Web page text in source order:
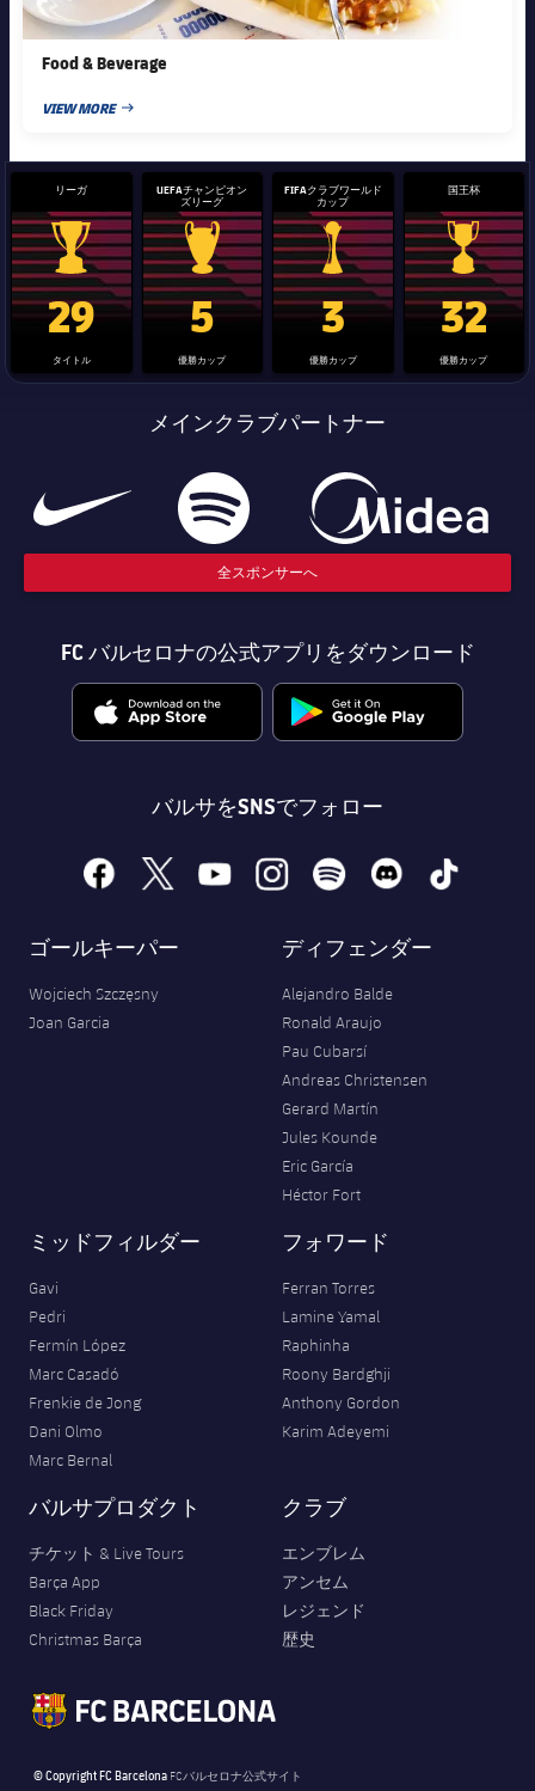
Food & Beverage
VIEW MORE
PUBLISHED NEWS
リーガ
La Liga trophy
29
タイトル
UEFAチャンピオン
ズリーグ
Champions League trophy
5
優勝カップ
FIFAクラブワールド
カップ
label.aria.clubworldcup
3
優勝カップ
国王杯
国王杯
32
優勝カップ
メインクラブパートナー
全スポンサーへ
FC バルセロナの公式アプリをダウンロード
バルサをSNSでフォロー
facebook
x youtubeinstagramspotify discord tiktok
ゴールキーパー
Wojciech Szczęsny
Joan Garcia
ディフェンダー
Alejandro Balde
Ronald Araujo
Pau Cubarsí
Andreas Christensen
Gerard Martín
Jules Kounde
Eric García
Héctor Fort
ミッドフィルダー
Gavi
Pedri
Fermín López
Marc Casadó
Frenkie de Jong
Dani Olmo
Marc Bernal
フォワード
Ferran Torres
Lamine Yamal
Raphinha
Roony Bardghji
Anthony Gordon
Karim Adeyemi
バルサプロダクト
チケット & Live Tours
Barça App
Black Friday
Christmas Barça
クラブ
エンブレム
アンセム
レジェンド
歴史
© Copyright FC Barcelona FCバルセロナ公式サイト